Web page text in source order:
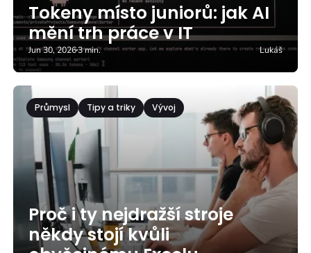
Tokeny místo juniorů: jak AI
mění trh práce v IT
Jun 30, 20263 min. Lukáš
Průmysl Tipy a triky Vývoj
Proč i ty nejdražší stroje
někdy stojí kvůli